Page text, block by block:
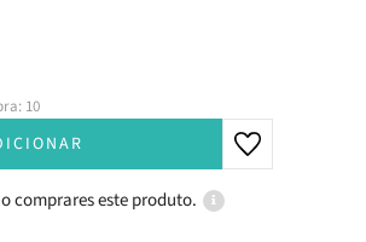
10
comprares este produto.